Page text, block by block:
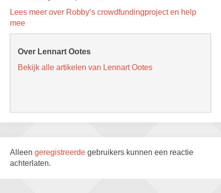
Lees meer over Robby’s crowdfundingproject en help
mee
Over Lennart Ootes
Bekijk alle artikelen van Lennart Ootes
Alleen geregistreerde gebruikers kunnen een reactie
achterlaten.